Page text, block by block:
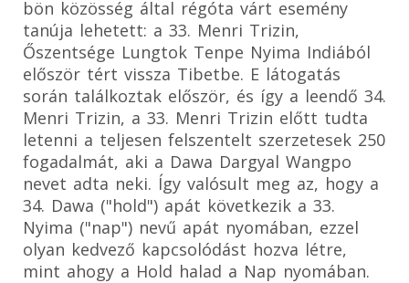
bön közösség által régóta várt esemény
tanúja lehetett: a 33. Menri Trizin,
Őszentsége Lungtok Tenpe Nyima Indiából
először tért vissza Tibetbe. E látogatás
során találkoztak először, és így a leendő 34.
Menri Trizin, a 33. Menri Trizin előtt tudta
letenni a teljesen felszentelt szerzetesek 250
fogadalmát, aki a Dawa Dargyal Wangpo
nevet adta neki. Így valósult meg az, hogy a
34. Dawa ("hold") apát következik a 33.
Nyima ("nap") nevű apát nyomában, ezzel
olyan kedvező kapcsolódást hozva létre,
mint ahogy a Hold halad a Nap nyomában.